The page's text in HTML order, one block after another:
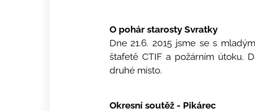
O pohár starosty Svratky
Dne 21.6. 2015 jsme se s
štafetě CTIF a požárním útoku.
druhé místo.
Okresní soutěž - Pikárec